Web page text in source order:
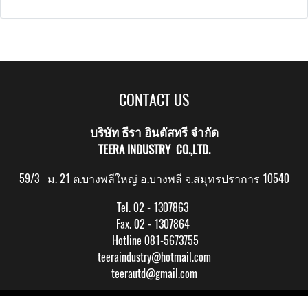
CONTACT US
บริษัท ธีรา อินดัสทรี จำกัด
TEERA INDUSTRY CO.,LTD.
59/3 ม. 21 ต.บางพลีใหญ่ อ.บางพลี จ.สมุทรปราการ 10540
Tel. 02 - 1307863
Fax. 02 - 1307864
Hotline 081-5673755
teeraindustry@hotmail.com
teerautd@gmail.com